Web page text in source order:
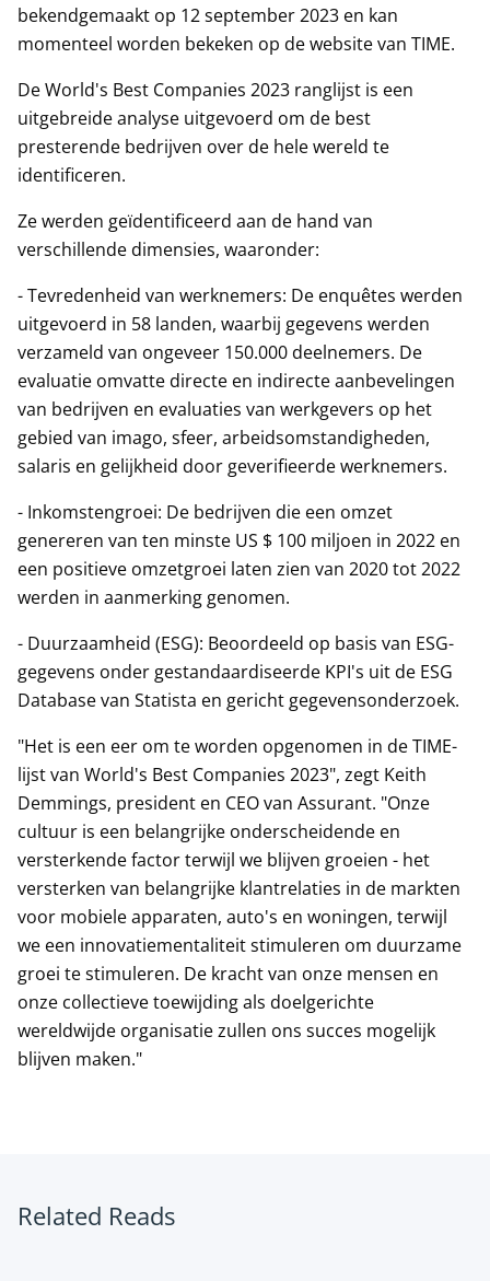
bekendgemaakt op 12 september 2023 en kan
momenteel worden bekeken op de website van TIME.
De World's Best Companies 2023 ranglijst is een
uitgebreide analyse uitgevoerd om de best
presterende bedrijven over de hele wereld te
identificeren.
Ze werden geïdentificeerd aan de hand van
verschillende dimensies, waaronder:
- Tevredenheid van werknemers: De enquêtes werden
uitgevoerd in 58 landen, waarbij gegevens werden
verzameld van ongeveer 150.000 deelnemers. De
evaluatie omvatte directe en indirecte aanbevelingen
van bedrijven en evaluaties van werkgevers op het
gebied van imago, sfeer, arbeidsomstandigheden,
salaris en gelijkheid door geverifieerde werknemers.
- Inkomstengroei: De bedrijven die een omzet
genereren van ten minste US $ 100 miljoen in 2022 en
een positieve omzetgroei laten zien van 2020 tot 2022
werden in aanmerking genomen.
- Duurzaamheid (ESG): Beoordeeld op basis van ESG-
gegevens onder gestandaardiseerde KPI's uit de ESG
Database van Statista en gericht gegevensonderzoek.
"Het is een eer om te worden opgenomen in de TIME-
lijst van World's Best Companies 2023", zegt Keith
Demmings, president en CEO van Assurant. "Onze
cultuur is een belangrijke onderscheidende en
versterkende factor terwijl we blijven groeien - het
versterken van belangrijke klantrelaties in de markten
voor mobiele apparaten, auto's en woningen, terwijl
we een innovatiementaliteit stimuleren om duurzame
groei te stimuleren. De kracht van onze mensen en
onze collectieve toewijding als doelgerichte
wereldwijde organisatie zullen ons succes mogelijk
blijven maken."
Related Reads